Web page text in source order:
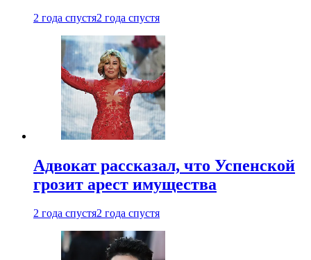
2 года спустя2 года спустя
Адвокат рассказал, что Успенской
грозит арест имущества
2 года спустя2 года спустя